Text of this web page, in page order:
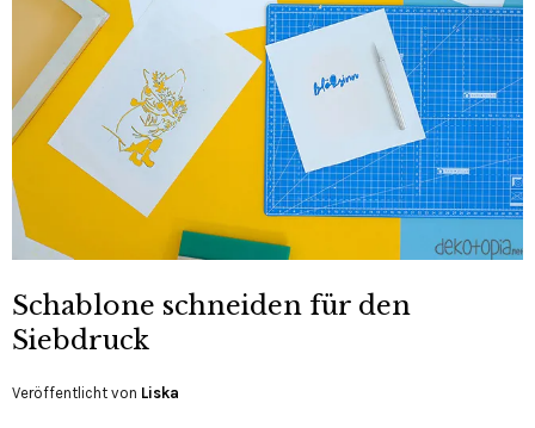
Schablone schneiden für den
Siebdruck
Veröffentlicht von Liska